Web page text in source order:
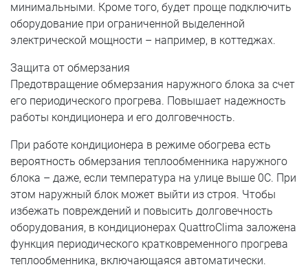
минимальными. Кроме того, будет проще подключить
оборудование при ограниченной выделенной
электрической мощности – например, в коттеджах.
Защита от обмерзания
Предотвращение обмерзания наружного блока за счет
его периодического прогрева. Повышает надежность
работы кондиционера и его долговечность.
При работе кондиционера в режиме обогрева есть
вероятность обмерзания теплообменника наружного
блока – даже, если температура на улице выше 0С. При
этом наружный блок может выйти из строя. Чтобы
избежать повреждений и повысить долговечность
оборудования, в кондиционерах QuattroClima заложена
функция периодического кратковременного прогрева
теплообменника, включающаяся автоматически.